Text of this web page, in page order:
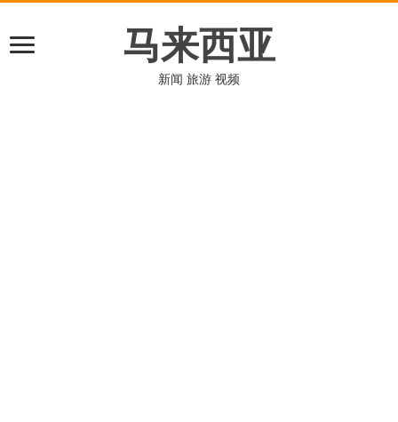
马来西亚
新闻 旅游 视频